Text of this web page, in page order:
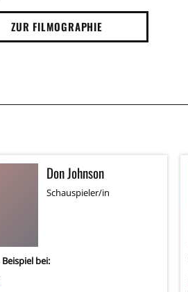
ZUR FILMOGRAPHIE
Don Johnson
Schauspieler/in
bei: